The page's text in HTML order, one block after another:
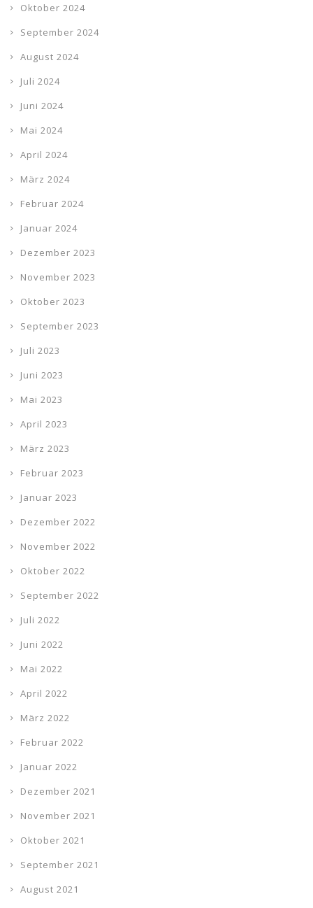
Oktober 2024
September 2024
August 2024
Juli 2024
Juni 2024
Mai 2024
April 2024
März 2024
Februar 2024
Januar 2024
Dezember 2023
November 2023
Oktober 2023
September 2023
Juli 2023
Juni 2023
Mai 2023
April 2023
März 2023
Februar 2023
Januar 2023
Dezember 2022
November 2022
Oktober 2022
September 2022
Juli 2022
Juni 2022
Mai 2022
April 2022
März 2022
Februar 2022
Januar 2022
Dezember 2021
November 2021
Oktober 2021
September 2021
August 2021